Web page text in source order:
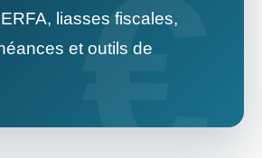
liasses fiscales,
et outils de